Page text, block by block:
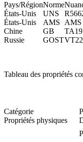
Pays/RégionNorme
États-Unis
UNS
États-Unis
AMS
AMS
Chine
GB
Russie
GOST
Tableau des propriétés
Catégorie
Propriétés physiques